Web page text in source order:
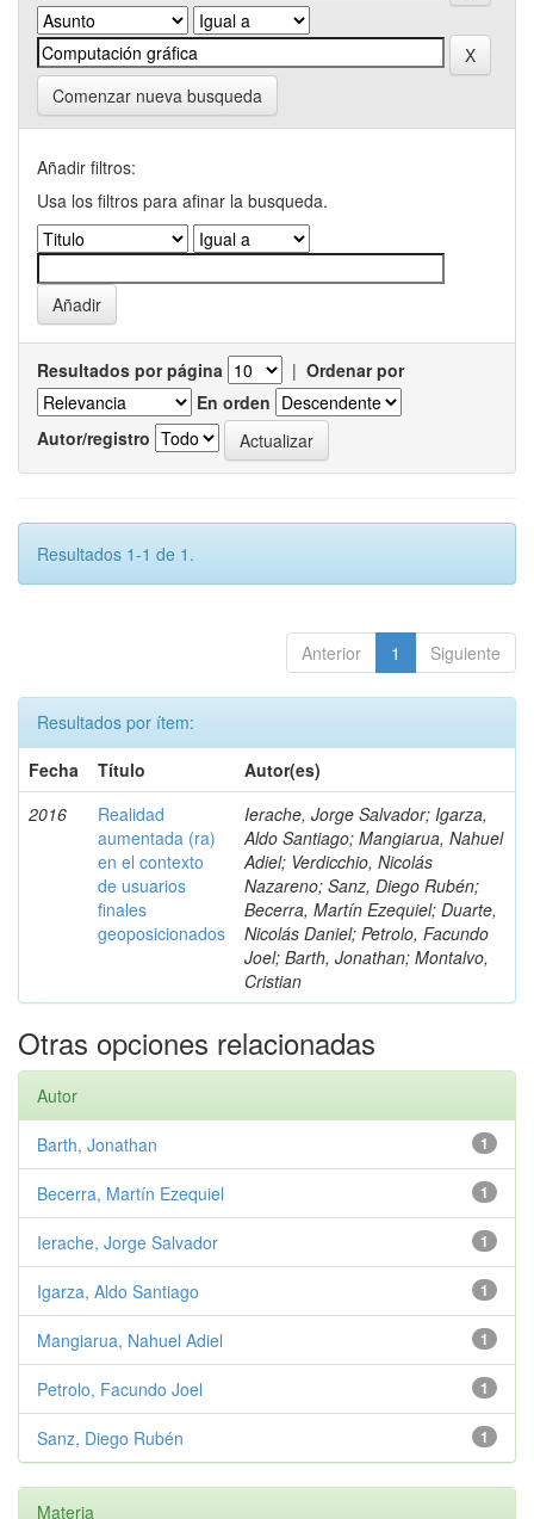
Comenzar nueva busqueda
Añadir filtros:
Usa los filtros para afinar la busqueda.
Resultados por página | Ordenar por
En orden
Autor/registro
Resultados 1-1 de 1.
Anterior 1 Siguiente
Resultados por ítem:
Fecha
Título
Autor(es)
2016
Realidad
aumentada (ra)
en el contexto
de usuarios
finales
geoposicionados
Ierache, Jorge Salvador; Igarza,
Aldo Santiago; Mangiarua, Nahuel
Adiel; Verdicchio, Nicolás
Nazareno; Sanz, Diego Rubén;
Becerra, Martín Ezequiel; Duarte,
Nicolás Daniel; Petrolo, Facundo
Joel; Barth, Jonathan; Montalvo,
Cristian
Otras opciones relacionadas
Autor
1
Barth, Jonathan
1
Becerra, Martín Ezequiel
1
Ierache, Jorge Salvador
1
Igarza, Aldo Santiago
1
Mangiarua, Nahuel Adiel
1
Petrolo, Facundo Joel
1
Sanz, Diego Rubén
Materia